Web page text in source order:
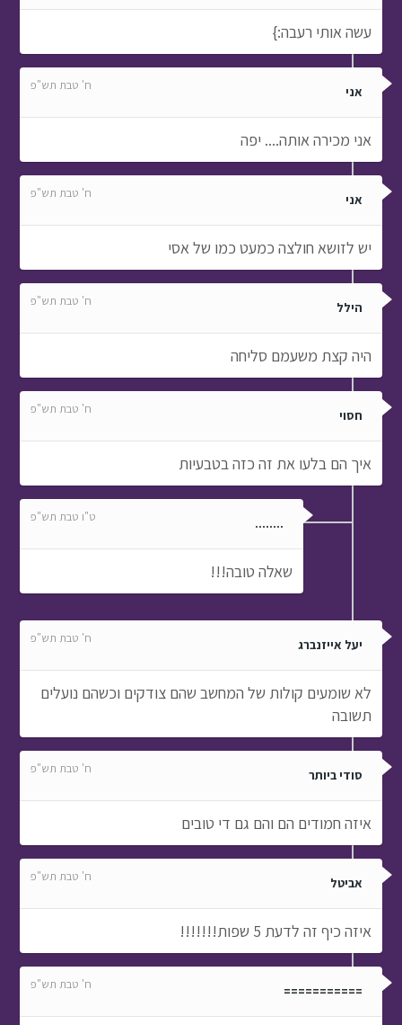
עשה אותי רעבה:}
אני ח' טבת תש"פ
אני מכירה אותה.... יפה
אני ח' טבת תש"פ
יש לזושא חולצה כמעט כמו של אסי
הילל ח' טבת תש"פ
היה קצת משעמם סליחה
חסוי ח' טבת תש"פ
איך הם בלעו את זה כזה בטבעיות
........ ט"ו טבת תש"פ
שאלה טובה!!!
יעל אייזנברג ח' טבת תש"פ
לא שומעים קולות של המחשב שהם צודקים וכשהם נועלים
תשובה
סודי ביותר ח' טבת תש"פ
איזה חמודים הם והם גם די טובים
אביטל ח' טבת תש"פ
איזה כיף זה לדעת 5 שפות!!!!!!!
=========== ח' טבת תש"פ